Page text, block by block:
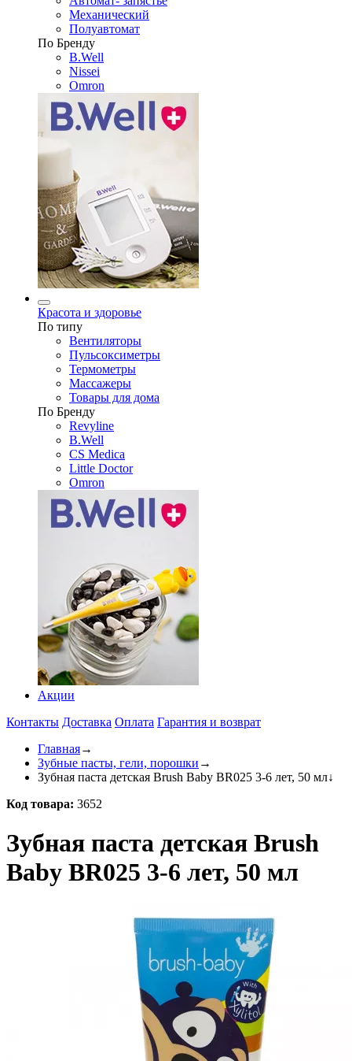
Механический
Полуавтомат
По Бренду
B.Well
Nissei
Omron
Красота и здоровье
По типу
Вентиляторы
Пульсоксиметры
Термометры
Массажеры
Товары для дома
По Бренду
Revyline
B.Well
CS Medica
Little Doctor
Omron
Акции
Контакты Доставка Оплата Гарантия и возврат
Главная→
Зубные пасты, гели, порошки →
Зубная паста детская Brush Baby BR025 3-6 лет, 50 мл↓
Код товара: 3652
Зубная паста детская Brush
Baby BR025 3-6 лет, 50 мл